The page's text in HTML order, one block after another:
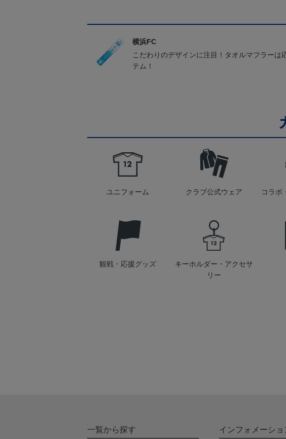
横浜FC
こだわりのデザインに注目！タオルマフラーは
テム！
ユニフォーム クラブ公式ウェア
コラボ
観戦・応援グッズ
キーホルダー・アクセサ
リー
一覧から探す インフォメーショ